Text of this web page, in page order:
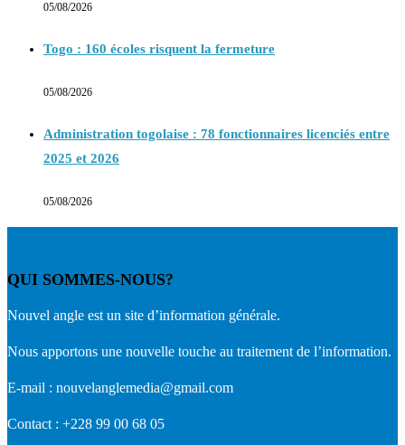
05/08/2026
Togo : 160 écoles risquent la fermeture
05/08/2026
Administration togolaise : 78 fonctionnaires licenciés entre
2025 et 2026
05/08/2026
QUI SOMMES-NOUS?
Nouvel angle est un site d’information générale.
Nous apportons une nouvelle touche au traitement de l’information.
E-mail : nouvelanglemedia@gmail.com
Contact : +228 99 00 68 05